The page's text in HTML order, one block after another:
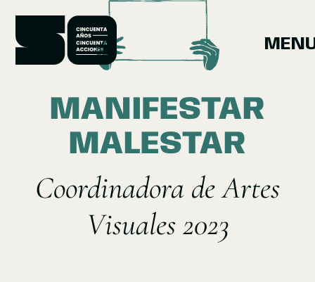
MANIFESTAR
MALESTAR
Coordinadora de Artes
Visuales 2023